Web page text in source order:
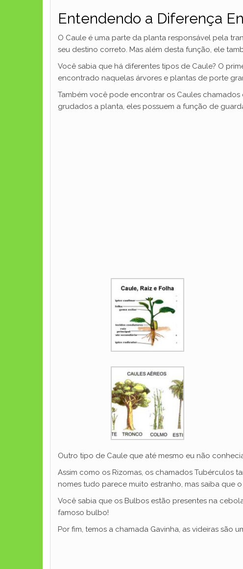
Entendendo a Diferença
O Caule é uma parte da planta responsável pela
seu destino correto. Mas além desta função, ele
Você sabia que há diferentes tipos de Caule? O
encontrado naquelas árvores e plantas de porte
Também você pode encontrar os Caules chamados
grudados a planta, eles possuem a função de
Outro tipo de Caule que até mesmo eu não
Assim como os Rizomas, os chamados Tubérculos
nomes tudo parece muito estranho, mas saiba que
Você sabia que os Bulbos estão presentes na
famoso bulbo!
Por fim, temos a chamada Gavinha, as videiras são